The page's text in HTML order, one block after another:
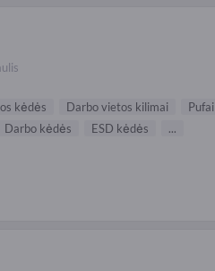
kėdės Darbo vietos kilimai
Pufai
Darbo kėdės ESD kėdės ...